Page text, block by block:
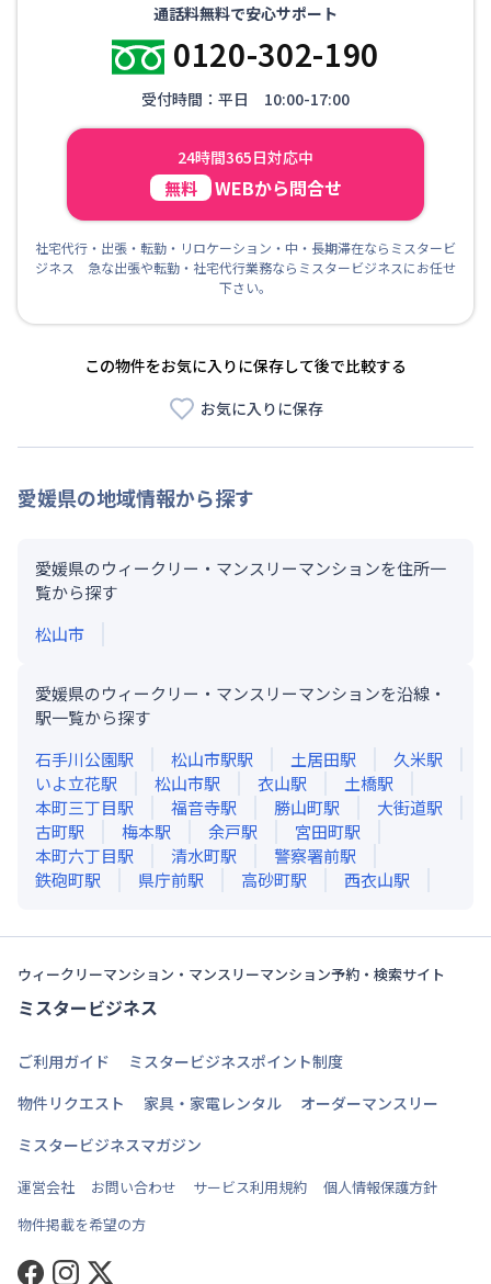
通話料無料で安心サポート
0120-302-190
受付時間：平日 10:00-17:00
24時間365日対応中
無料 WEBから問合せ
社宅代行・出張・転勤・リロケーション・中・長期滞在ならミスタービ
ジネス 急な出張や転勤・社宅代行業務ならミスタービジネスにお任せ
下さい。
この物件をお気に入りに保存して後で比較する
お気に入りに保存
愛媛県の地域情報から探す
愛媛県のウィークリー・マンスリーマンションを住所一
覧から探す
松山市
愛媛県のウィークリー・マンスリーマンションを沿線・
駅一覧から探す
石手川公園駅 松山市駅駅 土居田駅 久米駅
いよ立花駅 松山市駅 衣山駅 土橋駅
本町三丁目駅 福音寺駅 勝山町駅 大街道駅
古町駅 梅本駅 余戸駅 宮田町駅
本町六丁目駅 清水町駅 警察署前駅
鉄砲町駅 県庁前駅 高砂町駅 西衣山駅
ウィークリーマンション・マンスリーマンション予約・検索サイト
ミスタービジネス
ご利用ガイド
ミスタービジネスポイント制度
物件リクエスト
家具・家電レンタル
オーダーマンスリー
ミスタービジネスマガジン
運営会社 お問い合わせ サービス利用規約
個人情報保護方針
物件掲載を希望の方
Facebook
Instagram
Twitter